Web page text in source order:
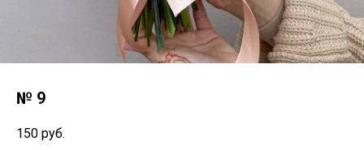
№ 9
150 руб.